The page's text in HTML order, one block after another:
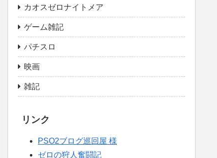
カオスゼロナイトメア
ゲーム雑記
パチスロ
映画
雑記
リンク
PSO2ブログ巡回屋 様
ゼロの狩人奮闘記